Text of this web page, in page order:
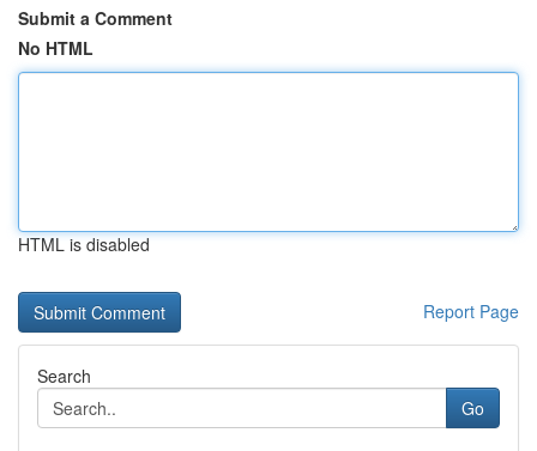
Submit a Comment
No HTML
HTML is disabled
Report Page
Search
Go